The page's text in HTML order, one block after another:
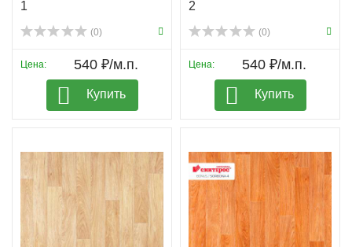
1
(0)
Цена: 540 ₽/м.п.
Купить
2
(0)
Цена: 540 ₽/м.п.
Купить